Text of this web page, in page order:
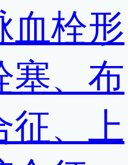
血栓形
塞、布
征、上